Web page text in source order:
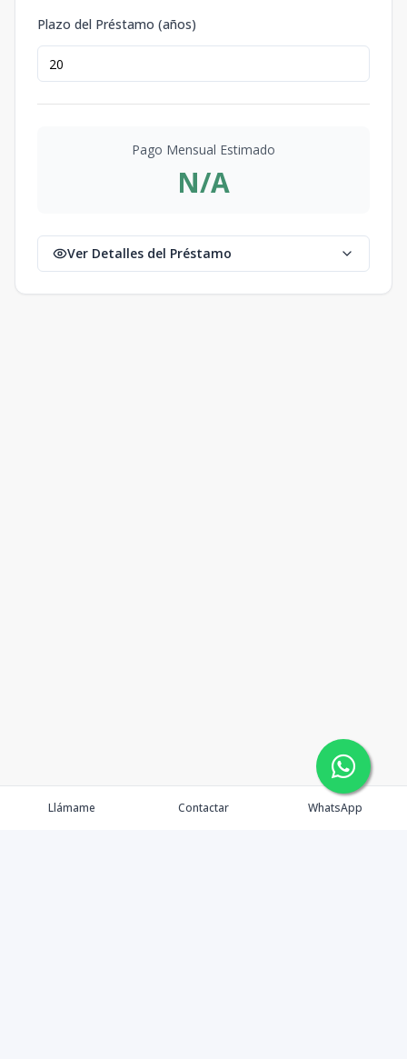
Plazo del Préstamo (años)
Pago Mensual Estimado
N/A
Ver Detalles del Préstamo
Llámame Contactar WhatsApp